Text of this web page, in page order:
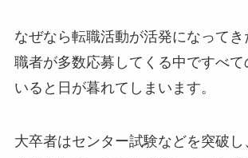
なぜなら転職活動が活発になって
職者が多数応募してくる中ですべて
いると日が暮れてしまいます。
大卒者はセンター試験などを突破し